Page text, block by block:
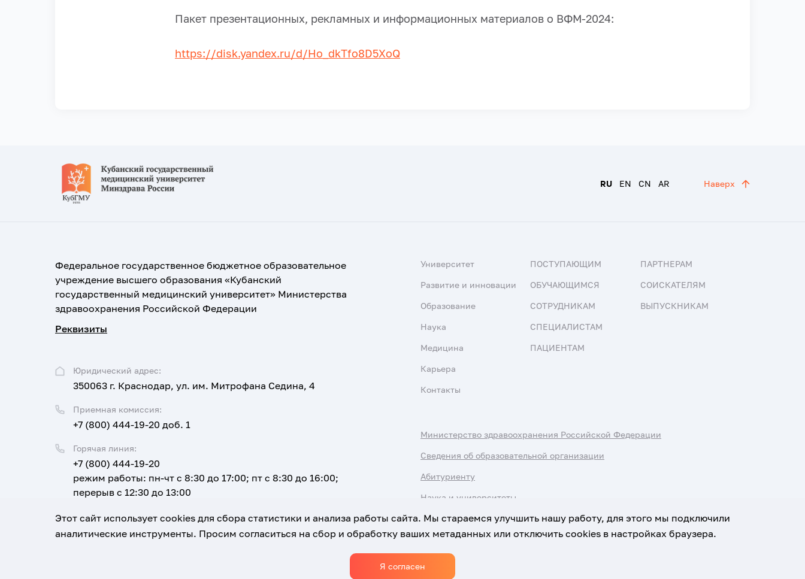
Пакет презентационных, рекламных и информационных материалов о ВФМ-2024:
https://disk.yandex.ru/d/Ho_dkTfo8D5XoQ
RU EN CN AR Наверх
Федеральное государственное бюджетное образовательное
учреждение высшего образования «Кубанский
государственный медицинский университет» Министерства
здравоохранения Российской Федерации
Реквизиты
Юридический адрес:
350063 г. Краснодар, ул. им. Митрофана Седина, 4
Приемная комиссия:
+7 (800) 444-19-20 доб. 1
Горячая линия:
+7 (800) 444-19-20
режим работы: пн-чт с 8:30 до 17:00; пт с 8:30 до 16:00;
перерыв с 12:30 до 13:00
Email:
corpus@ksma.ru
Университет
Развитие и инновации
Образование
Наука
Медицина
Карьера
Контакты
ПОСТУПАЮЩИМ
ОБУЧАЮЩИМСЯ
СОТРУДНИКАМ
СПЕЦИАЛИСТАМ
ПАЦИЕНТАМ
ПАРТНЕРАМ
СОИСКАТЕЛЯМ
ВЫПУСКНИКАМ
Министерство здравоохранения Российской Федерации
Сведения об образовательной организации
Абитуриенту
Наука и университеты
Политика обработки персональных данных
Этот сайт использует cookies для сбора статистики и анализа работы сайта. Мы стараемся улучшить нашу работу, для этого мы подключили
аналитические инструменты. Просим согласиться на сбор и обработку ваших метаданных или отключить cookies в настройках браузера.
Я согласен